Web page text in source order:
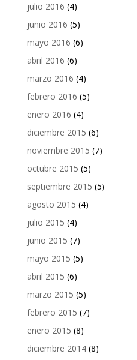
julio 2016 (4)
junio 2016 (5)
mayo 2016 (6)
abril 2016 (6)
marzo 2016 (4)
febrero 2016 (5)
enero 2016 (4)
diciembre 2015 (6)
noviembre 2015 (7)
octubre 2015 (5)
septiembre 2015 (5)
agosto 2015 (4)
julio 2015 (4)
junio 2015 (7)
mayo 2015 (5)
abril 2015 (6)
marzo 2015 (5)
febrero 2015 (7)
enero 2015 (8)
diciembre 2014(8)